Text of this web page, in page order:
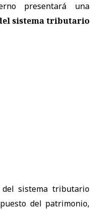
presentará una
sistema tributario
del sistema tributario
del patrimonio,